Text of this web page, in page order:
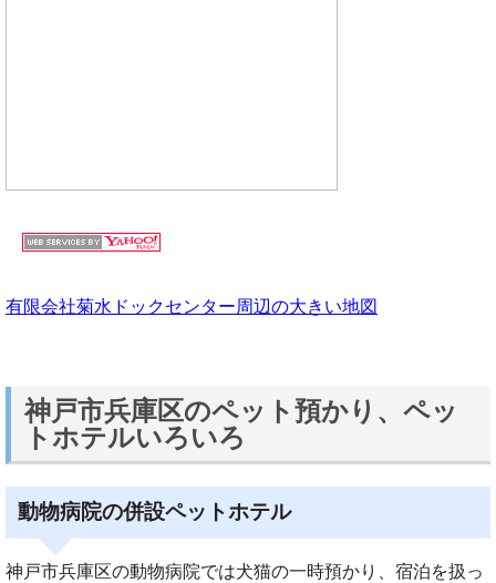
有限会社菊水ドックセンター周辺の大きい地図
神戸市兵庫区のペット預かり、ペッ
トホテルいろいろ
動物病院の併設ペットホテル
神戸市兵庫区の動物病院では犬猫の一時預かり、宿泊を扱っ